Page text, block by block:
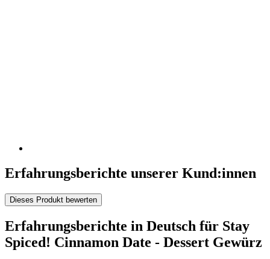
Erfahrungsberichte unserer Kund:innen
Dieses Produkt bewerten
Erfahrungsberichte in Deutsch für Stay
Spiced! Cinnamon Date - Dessert Gewürz